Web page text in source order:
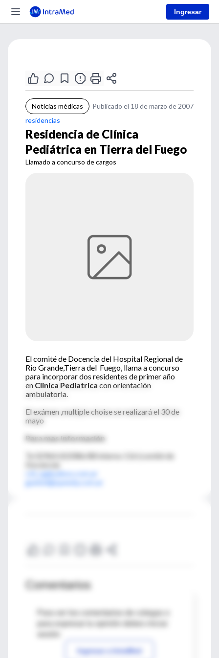
Ingresar
Noticias médicas
Publicado el 18 de marzo de 2007
residencias
Residencia de Clínica
Pediátrica en Tierra del Fuego
Llamado a concurso de cargos
El comité de Docencia del Hospital Regional de
Rio Grande,Tierra del Fuego, llama a concurso
para incorporar dos residentes de primer año
en Clinica Pediatrica con orientación
ambulatoria.
El exámen ,multiple choise se realizará el 30 de
mayo
Para mas información
Te 02964 422086/88 interno 116 (comité de
cdi_rg@yahoo.com.ar
guebel@speedy.com.ar
Comentarios
Para ver los comentarios de colegas o
Ingresar a IntraMed